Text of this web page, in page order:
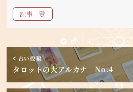
記事一覧
古い投稿
タロットの大アルカナ No.4